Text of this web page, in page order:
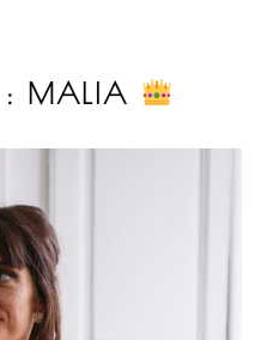
: MALIA